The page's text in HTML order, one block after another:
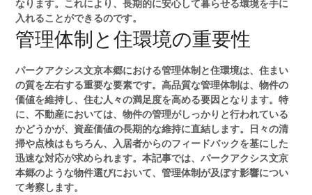
なります。これにより、長期的に安心して暮らせる環境を手に
入れることができるのです。
管理体制と住環境の重要性
パークアクシス文京本郷における管理体制と住環境は、住まい
の質を左右する重要な要素です。高品質な管理体制は、物件の
価値を維持し、住む人々の満足度を高める要因となります。特
に、不動産においては、物件の管理がしっかりと行われている
かどうかが、資産価値の長期的な維持に直結します。日々の清
掃や点検はもちろん、入居者からのフィードバックを基にした
迅速な対応が求められます。本記事では、パークアクシス文京
本郷のような物件選びにおいて、管理体制が及ぼす影響につい
て考察します。